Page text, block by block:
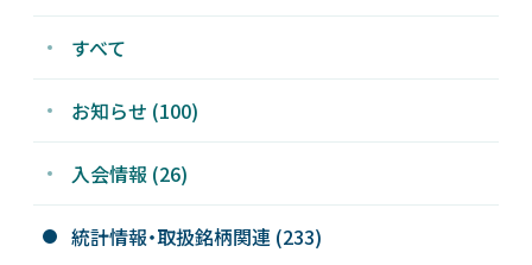
JP 会員ログイン
すべて
お知らせ (100)
入会情報 (26)
統計情報・取扱銘柄関連 (233)